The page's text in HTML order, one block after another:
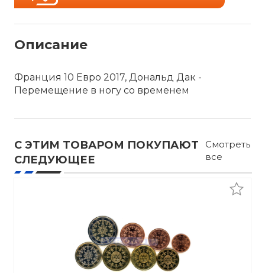
Описание
Франция 10 Евро 2017, Дональд Дак -
Перемещение в ногу со временем
С ЭТИМ ТОВАРОМ ПОКУПАЮТ
СЛЕДУЮЩЕЕ
Смотреть
все